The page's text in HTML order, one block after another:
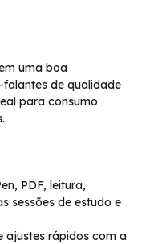
uma boa
de qualidade
para consumo
PDF, leitura,
sessões de estudo e
ajustes rápidos com a